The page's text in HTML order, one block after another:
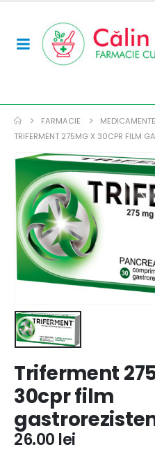
FARMACIE
TRIFERMENT 275MG X 30CPR FILM
Triferment
30cpr film
26.00 lei